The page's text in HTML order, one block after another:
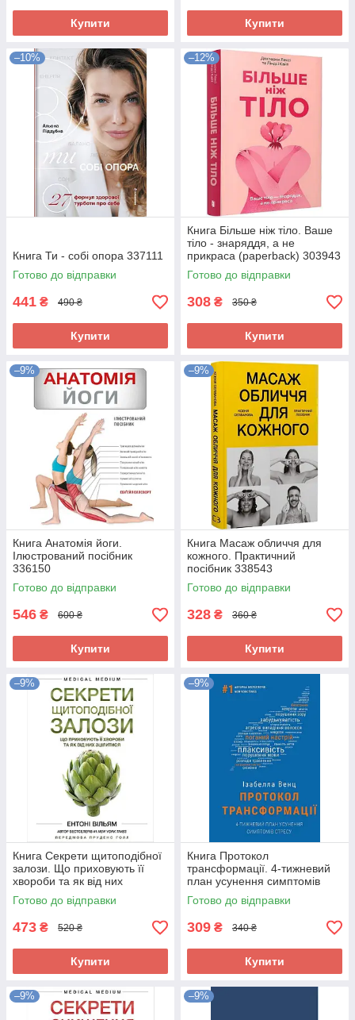
Купити Купити
–10%
Книга Ти - собі опора 337111
Готово до відправки
441 ₴ 490 ₴
Купити
–12%
Книга Більше ніж тіло. Ваше
тіло - знаряддя, а не
прикраса (paperback) 303943
Готово до відправки
308 ₴ 350 ₴
Купити
–9%
Книга Анатомія йоги.
Ілюстрований посібник
336150
Готово до відправки
546 ₴ 600 ₴
Купити
–9%
Книга Масаж обличчя для
кожного. Практичний
посібник 338543
Готово до відправки
328 ₴ 360 ₴
Купити
–9%
Книга Секрети щитоподібної
залози. Що приховують її
хвороби та як від них
зцілитися 271634
Готово до відправки
473 ₴ 520 ₴
Купити
–9%
Книга Протокол
трансформації. 4-тижневий
план усунення симптомів
стресу 276351
Готово до відправки
309 ₴ 340 ₴
Купити
–9% –9%